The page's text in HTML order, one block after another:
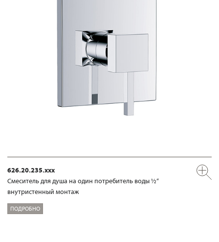
626.20.235.xxx
Смеситель для душа на один потребитель воды ½“
внутристенный монтаж
ПОДРОБНО